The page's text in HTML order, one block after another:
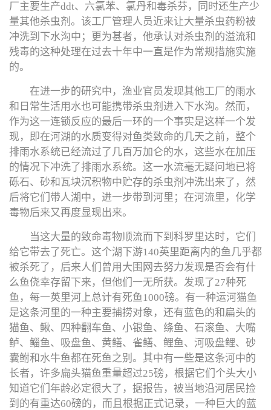
厂主要生产ddt、六氯苯、氯丹和毒杀芬，同时还生产少
量其他杀虫剂。该工厂管理人员近来让大量杀虫药粉被
冲洗到下水沟中；更为甚者，他承认对杀虫剂的溢流和
残毒的这种处理在过去十年中一直是作为常规措施实施
的。
在进一步的研究中，渔业官员发现其他工厂的雨水
和日常生活用水也可能携带杀虫剂进入下水沟。然而，
作为这一连锁反应的最后一环的一个事实是这样一个发
现，即在河湖的水质变得对鱼类致命的几天之前，整个
排雨水系统已经流过了几百万加仑的水，这些水在加压
的情况下冲洗了排雨水系统。这一水流毫无疑问地已将
砾石、砂和瓦块沉积物中贮存的杀虫剂冲洗出来了，然
后将它们带人湖中，进一步带到河里；在河流里，化学
毒物后来又再度显现出来。
当这大量的致命毒物顺流而下到科罗里达时，它们
给它带去了死亡。这个湖下游140英里距离内的鱼几乎都
被杀死了，后来人们曾用大围网去努力发现是否会有什
么鱼侥幸存留下来，但他们一无所获。发现了27种死
鱼，每一英里河上总计有死鱼1000磅。有一种运河猫鱼
是这条河里的一种主要捕捞对象，还有蓝色的和扁头的
猫鱼、鳅、四种翻车鱼、小银鱼、绦鱼、石滚鱼、大嘴
鲈、鲻鱼、吸盘鱼、黄鳝、雀鳝、鲤鱼、河吸盘鲤、砂
囊鲋和水牛鱼都在死鱼之别。其中有一些是这条河中的
长者，许多扁头猫鱼重量超过25磅，根据它们个头大小
知道它们年龄必定很大了，据报告，被当地沿河居民捡
到的有重达60磅的，而且根据正式记录，一种巨大的蓝